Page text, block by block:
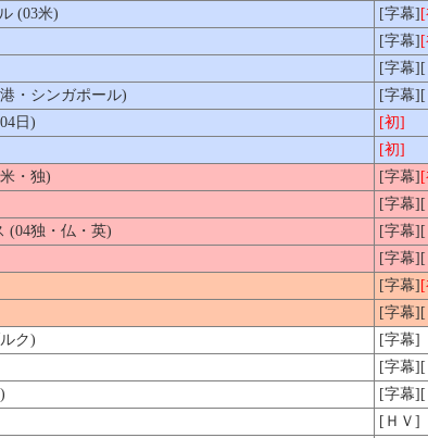
(03米) [字幕]
[字幕]
[字幕][
・シンガポール) [字幕]
日)
[初]
[初]
・独) [字幕]
[字幕
(04独・仏・英) [字幕
[字幕
[字幕]
[字幕
ク)
[字幕]
[字幕
[字幕
[ＨＶ]